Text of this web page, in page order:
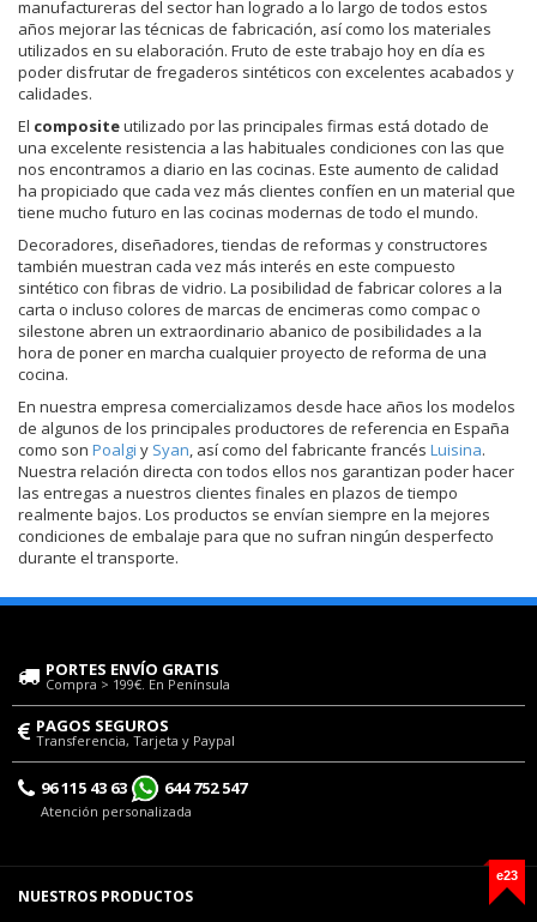
manufactureras del sector han logrado a lo largo de todos estos
años mejorar las técnicas de fabricación, así como los materiales
utilizados en su elaboración. Fruto de este trabajo hoy en día es
poder disfrutar de fregaderos sintéticos con excelentes acabados y
calidades.
El compositeutilizado por las principales firmas está dotado de
una excelente resistencia a las habituales condiciones con las que
nos encontramos a diario en las cocinas. Este aumento de calidad
ha propiciado que cada vez más clientes confíen en un material que
tiene mucho futuro en las cocinas modernas de todo el mundo.
Decoradores, diseñadores, tiendas de reformas y constructores
también muestran cada vez más interés en este compuesto
sintético con fibras de vidrio. La posibilidad de fabricar colores a la
carta o incluso colores de marcas de encimeras como compac o
silestone abren un extraordinario abanico de posibilidades a la
hora de poner en marcha cualquier proyecto de reforma de una
cocina.
En nuestra empresa comercializamos desde hace años los modelos
de algunos de los principales productores de referencia en España
como son Poalgi y Syan, así como del fabricante francés Luisina.
Nuestra relación directa con todos ellos nos garantizan poder hacer
las entregas a nuestros clientes finales en plazos de tiempo
realmente bajos. Los productos se envían siempre en la mejores
condiciones de embalaje para que no sufran ningún desperfecto
durante el transporte.
PORTES ENVÍO GRATIS
Compra > 199€. En Península
PAGOS SEGUROS
Transferencia, Tarjeta y Paypal
96 115 43 63 644 752 547
Atención personalizada
e23
NUESTROS PRODUCTOS